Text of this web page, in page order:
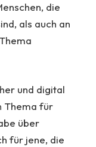
die
als auch an
und digital
Thema für
über
für jene, die